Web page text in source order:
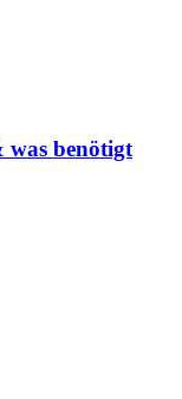
was benötigt